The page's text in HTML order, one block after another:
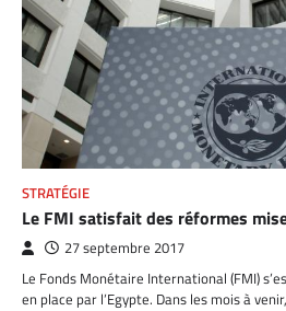
STRATÉGIE
Le FMI satisfait des réformes
27 septembre 2017
Le Fonds Monétaire International (FMI)
en place par l’Egypte. Dans les mois à